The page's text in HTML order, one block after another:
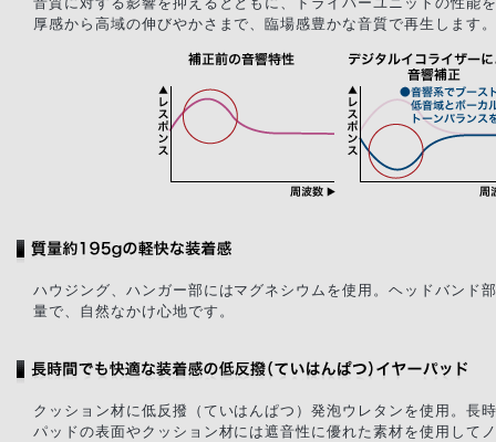
厚感から高域の伸びやかさまで、臨場感豊かな音質で再生します。
ハウジング、ハンガー部にはマグネシウムを使用。ヘッドバンド
量で、自然なかけ心地です。
クッション材に低反撥（ていはんぱつ）発泡ウレタンを使用。長
パッドの表面やクッション材には遮音性に優れた素材を使用して